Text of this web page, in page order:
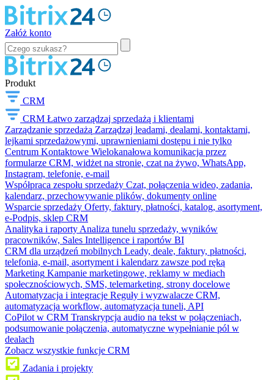
Załóż konto
Produkt
CRM
CRM Łatwo zarządzaj sprzedażą i klientami
Zarządzanie sprzedażą Zarządzaj leadami, dealami, kontaktami,
lejkami sprzedażowymi, uprawnieniami dostępu i nie tylko
Centrum Kontaktowe Wielokanałowa komunikacja przez
formularze CRM, widżet na stronie, czat na żywo, WhatsApp,
Instagram, telefonię, e-mail
Współpraca zespołu sprzedaży Czat, połączenia wideo, zadania,
kalendarz, przechowywanie plików, dokumenty online
Wsparcie sprzedaży Oferty, faktury, płatności, katalog, asortyment,
e-Podpis, sklep CRM
Analityka i raporty Analiza tunelu sprzedaży, wyników
pracowników, Sales Intelligence i raportów BI
CRM dla urządzeń mobilnych Leady, deale, faktury, płatności,
telefonia, e-mail, asortyment i kalendarz zawsze pod ręką
Marketing Kampanie marketingowe, reklamy w mediach
społecznościowych, SMS, telemarketing, strony docelowe
Automatyzacja i integracje Reguły i wyzwalacze CRM,
automatyzacja workflow, automatyzacja tuneli, API
CoPilot w CRM Transkrypcja audio na tekst w połączeniach,
podsumowanie połączenia, automatyczne wypełnianie pól w
dealach
Zobacz wszystkie funkcje CRM
Zadania i projekty